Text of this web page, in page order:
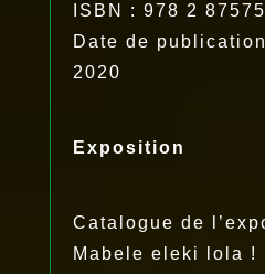
ISBN : 978 2
Date de
2020
Exposition
Catalogue de
Mabele eleki lola !